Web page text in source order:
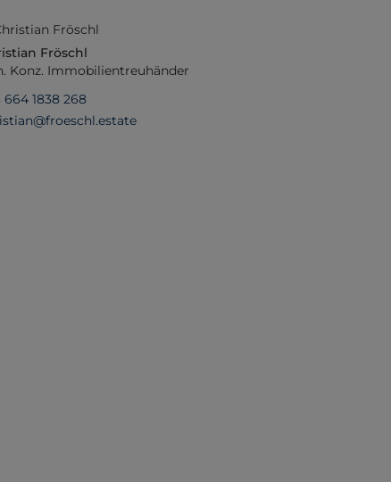
Fröschl
Konz. Immobilientreuhänder
664 1838 268